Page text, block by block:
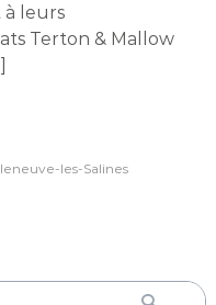
leurs
Terton & Mallow
les-Salines